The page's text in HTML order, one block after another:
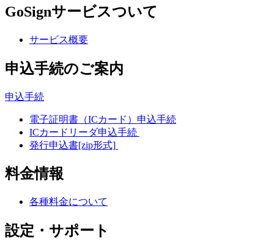
GoSignサービスついて
サービス概要
申込手続のご案内
申込手続
電子証明書（ICカード）申込手続
ICカードリーダ申込手続
発行申込書[zip形式]
料金情報
各種料金について
設定・サポート